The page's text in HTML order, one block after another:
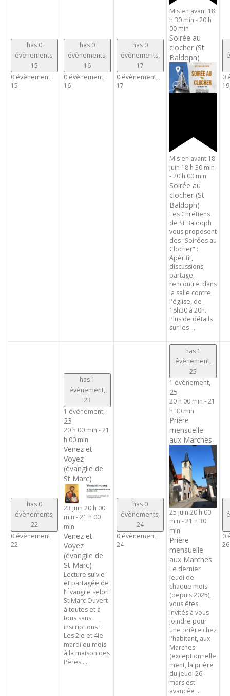
has 0
évènements,
15
0 évènement,
15
has 0
évènements,
16
0 évènement,
16
has 0
évènements,
17
0 évènement,
17
Mis en avant 18
h 30 min -20 h
00 min
Soirée au
clocher (St
Baldoph)
Mis en avant 18
juin 18 h 30 min
-20 h 00 min
Soirée au
clocher (St
Baldoph)
Les Chrétiens
de St Baldoph
vous proposent
des "Soirées au
Clocher" :
Apéritif,
discussions,
partage,
rencontre. dans
la salle contre
l'église, de
18h30 à 20h.
Plus de détails
sur les ...
0
19
has 0
évènements,
22
0 évènement,
22
has 1
évènement,
23
1 évènement,
23
20 h 00 min -21
h 00 min
Venez et
Voyez
(évangile de
St Marc)
23 juin 20 h 00
min -21 h 00
min
Venez et
Voyez
(évangile de
St Marc)
Lecture suivie
et partagée de
l’Évangile selon
St Marc Ouvert
à toutes et à
tous sans
inscriptions !
Les 2ie et 4ie
mardi du mois
à la maison des
Pères ...
has 0
évènements,
24
0 évènement,
24
has 1
évènement,
25
1 évènement,
25
20 h 00 min -21
h 30 min
Prière
mensuelle
aux Marches
25 juin 20 h 00
min -21 h 30
min
Prière
mensuelle
aux Marches
Le dernier
jeudi de
chaque mois
(depuis 2025),
vous êtes
invités à vous
joindre pour
une prière chez
l'habitant, aux
Marches.
(exceptionnelle
ment, la prière
du jeudi 26
mars est
avancée ...
0
26